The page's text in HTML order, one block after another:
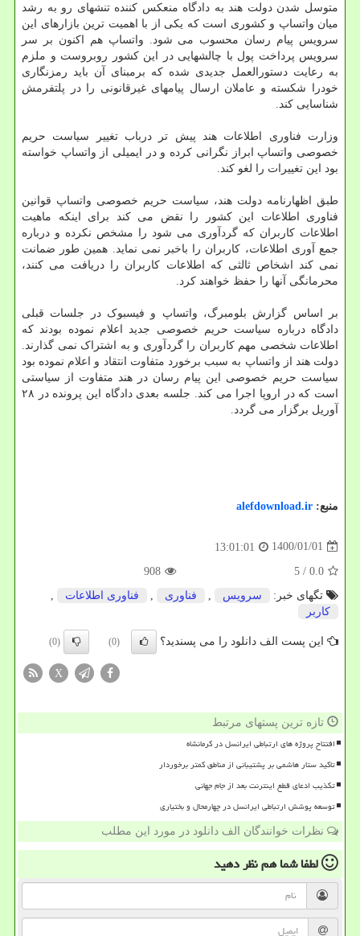
متوسل شدن دولت هند به دادگاه منعکس کننده تنشهای رو به رشد
میان واتساپ و کشوری است که یکی از با اهمیت ترین بازارهای این
سرویس پیام رسان محسوب می شود. واتساپ هم اکنون بر سر
سرویس پرداخت پول با چالشهایی در این کشور روبروست و ملزم
به رعایت دستورالعمل جدیدی شده که برمبنای آن باید رمزنگاری
خودرا شکسته و عاملان ارسال پیامهای غیرقانونی را در پلتفرمش
شناسایی کند.
وزارت فناوری اطلاعات هند پیش تر درباب تغییر سیاست حریم
خصوصی واتساپ ابراز نگرانی کرده و در ایمیلی از واتساپ خواسته
بود این تغییرات را لغو کند.
طبق اظهارنامه دولت هند، سیاست حریم خصوصی واتساپ قوانین
فناوری اطلاعات این کشور را نقض می کند برای اینکه ماهیت
اطلاعات کاربران که گردآوری می شود را مشخص نکرده و درباره
جمع آوری اطلاعات، کاربران را باخبر نمی نماید. همین طور ضمانت
نمی کند اشخاص ثالثی که اطلاعات کاربران را دریافت می کنند،
محرمانگی آنها را حفظ خواهند کرد.
بر اساس گزارش بلومبرگ، واتساپ و فیسبوک در جلسات قبلی
دادگاه درباره سیاست حریم خصوصی جدید اعلام نموده بودند که
اطلاعات شخصی مهم کاربران را گردآوری و به اشتراک نمی گذارند.
دولت هند از واتساپ به سبب برخورد متفاوت انتقاد و اعلام نموده بود
سیاست حریم خصوصی این پیام رسان در هند متفاوت از سیاستی
است که در اروپا اجرا می کند. جلسه بعدی دادگاه این پرونده در ۲۸
آوریل برگزار می گردد.
منبع: alefdownload.ir
1400/01/01
13:01:01
0.0
/ 5
908
تگهای خبر:
سرویس فناوری فناوری اطلاعات
كاربر
این پست الف دانلود را می پسندید؟ (0)
(0)
X
تازه ترین پستهای مرتبط
افتتاح پروژه های ارتباطی ایرانسل در کرمانشاه
تاکید ستار هاشمی بر پشتیبانی از مناطق کمتر برخوردار
تکذیب ادعای قطع اینترنت بعد از جام جهانی
توسعه پوشش ارتباطی ایرانسل در چهارمحال و بختیاری
نظرات خوانندگان الف دانلود در مورد این مطلب
لطفا شما همنظر دهید